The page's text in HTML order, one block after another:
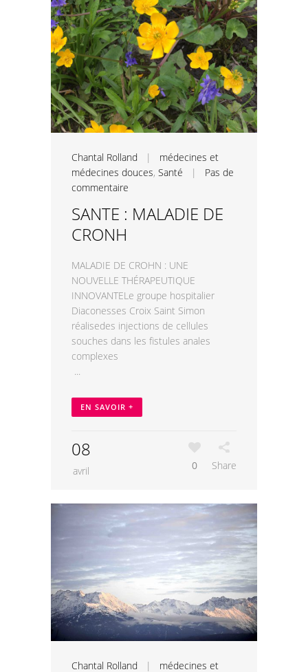
Chantal Rolland | médecines et
médecines douces, Santé | Pas de
commentaire
SANTE : MALADIE DE
CRONH
MALADIE DE CROHN : UNE
NOUVELLE THÉRAPEUTIQUE
INNOVANTELe groupe hospitalier
Diaconesses Croix Saint Simon
réalisedes injections de cellules
souches dans les fistules anales
complexes
...
EN SAVOIR +
08
avril 0 Share
Chantal Rolland | médecines et